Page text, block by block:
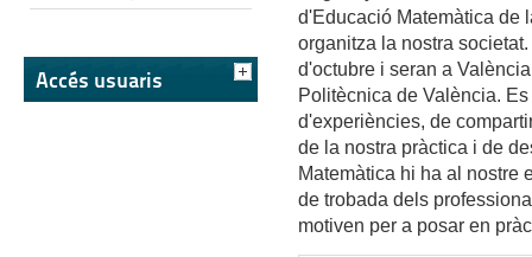
Accés usuaris
d'Educació Matemàtica de
organitza la nostra
d'octubre i seran a
Politècnica de València.
d'experiències, de
de la nostra pràctica i de
Matemàtica hi ha al nostre
de trobada dels
motiven per a posar en